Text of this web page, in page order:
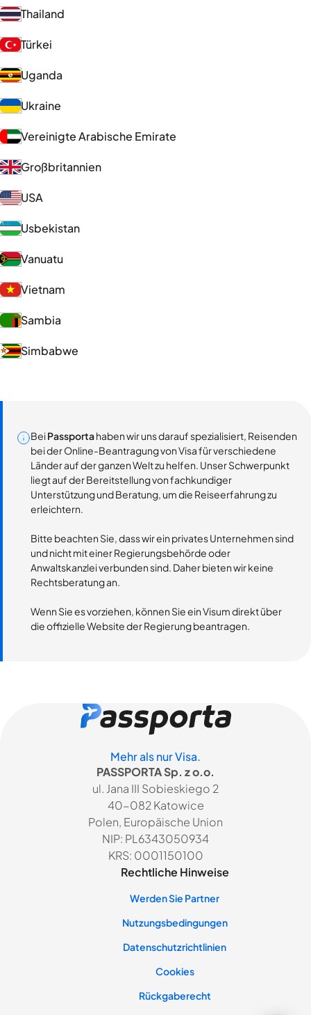
Thailand
Türkei
Uganda
Ukraine
Vereinigte Arabische Emirate
Großbritannien
USA
Usbekistan
Vanuatu
Vietnam
Sambia
Simbabwe
BeiPassportahaben wir uns darauf spezialisiert, Reisenden
bei der Online-Beantragung von Visa für verschiedene
Länder auf der ganzen Welt zu helfen. Unser Schwerpunkt
liegt auf der Bereitstellung von fachkundiger
Unterstützung und Beratung, um die Reiseerfahrung zu
erleichtern.
Bitte beachten Sie, dass wir ein privates Unternehmen sind
und nicht mit einer Regierungsbehörde oder
Anwaltskanzlei verbunden sind. Daher bieten wir keine
Rechtsberatung an.
Wenn Sie es vorziehen, können Sie ein Visum direkt über
die offizielle Website der Regierung beantragen.
Mehr als nur Visa.
PASSPORTA Sp. z o.o.
ul. Jana III Sobieskiego 2
40-082 Katowice
Polen, Europäische Union
NIP: PL6343050934
KRS: 0001150100
Rechtliche Hinweise
Werden Sie Partner
Nutzungsbedingungen
Datenschutzrichtlinien
Cookies
Rückgaberecht